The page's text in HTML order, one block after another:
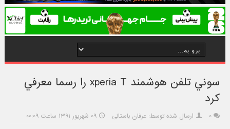
سوني تلفن هوشمند xperia T را رسما معرفي
کرد
۰ ارسال شده توسط: عرفان باستانی ۰۹ شهریور ۱۳۹۱ ساعت ۰۰:۰۹